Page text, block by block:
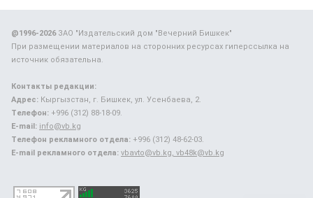
@1996-2026ЗАО "Издательский дом "Вечерний Бишкек"
При размещении материалов на сторонних ресурсах гиперссылка на
источник обязательна.
Контакты редакции:
Адрес: Кыргызстан, г. Бишкек, ул. Усенбаева, 2.
Телефон: +996 (312) 88-18-09.
E-mail: info@vb.kg
Телефон рекламного отдела: +996 (312) 48-62-03.
E-mail рекламного отдела: vbavto@vb.kg, vb48k@vb.kg